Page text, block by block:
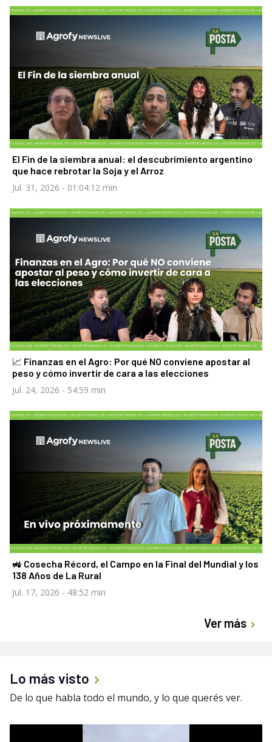
El Fin de la siembra anual: el descubrimiento argentino
que hace rebrotar la Soja y el Arroz
Jul. 31, 2026 - 01:04:12 min
📈 Finanzas en el Agro: Por qué NO conviene apostar al
peso y cómo invertir de cara a las elecciones
Jul. 24, 2026 - 54:59 min
🚜 Cosecha Récord, el Campo en la Final del Mundial y los
138 Años de La Rural
Jul. 17, 2026 - 48:52 min
Ver más
Lo más visto
De lo que habla todo el mundo, y lo que querés ver.